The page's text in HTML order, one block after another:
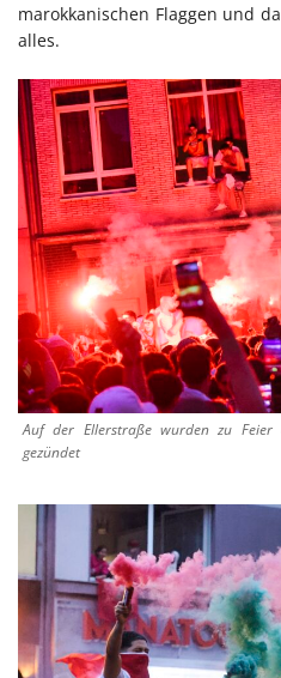
marokkanischen Flaggen und
alles.
Auf der Ellerstraße wurden zu Feier
gezündet